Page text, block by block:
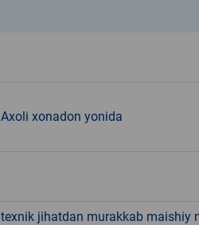
Axoli xonadon yonida
texnik jihatdan murakkab maishiy